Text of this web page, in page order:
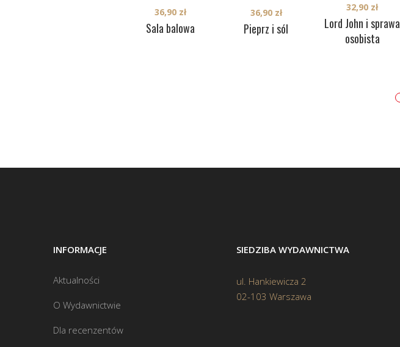
Sala balowa
36,90 zł
Pieprz i sól
36,90 zł
Lord John i sprawa
osobista
32,90 zł
INFORMACJE
Aktualności
O Wydawnictwie
Dla recenzentów
SIEDZIBA WYDAWNICTWA
ul. Hankiewicza 2
02-103 Warszawa